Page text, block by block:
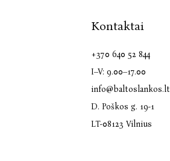
Kontaktai
+370 640 52 844
I–V: 9.00–17.00
info@baltoslankos.lt
D. Poškos g. 19-1
LT-08123 Vilnius